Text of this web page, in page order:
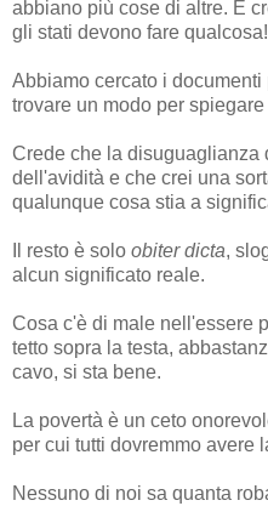
abbiano più cose di altre. E
gli stati devono fare qualcosa!
Abbiamo cercato i
trovare un modo per
Crede che la disuguaglianza
dell'avidità e che crei una
qualunque cosa stia a
Il resto è solo obiter dicta,
alcun significato reale.
Cosa c'è di male nell'essere
tetto sopra la testa,
cavo, si sta bene.
La povertà è un ceto
per cui tutti dovremmo avere
Nessuno di noi sa quanta